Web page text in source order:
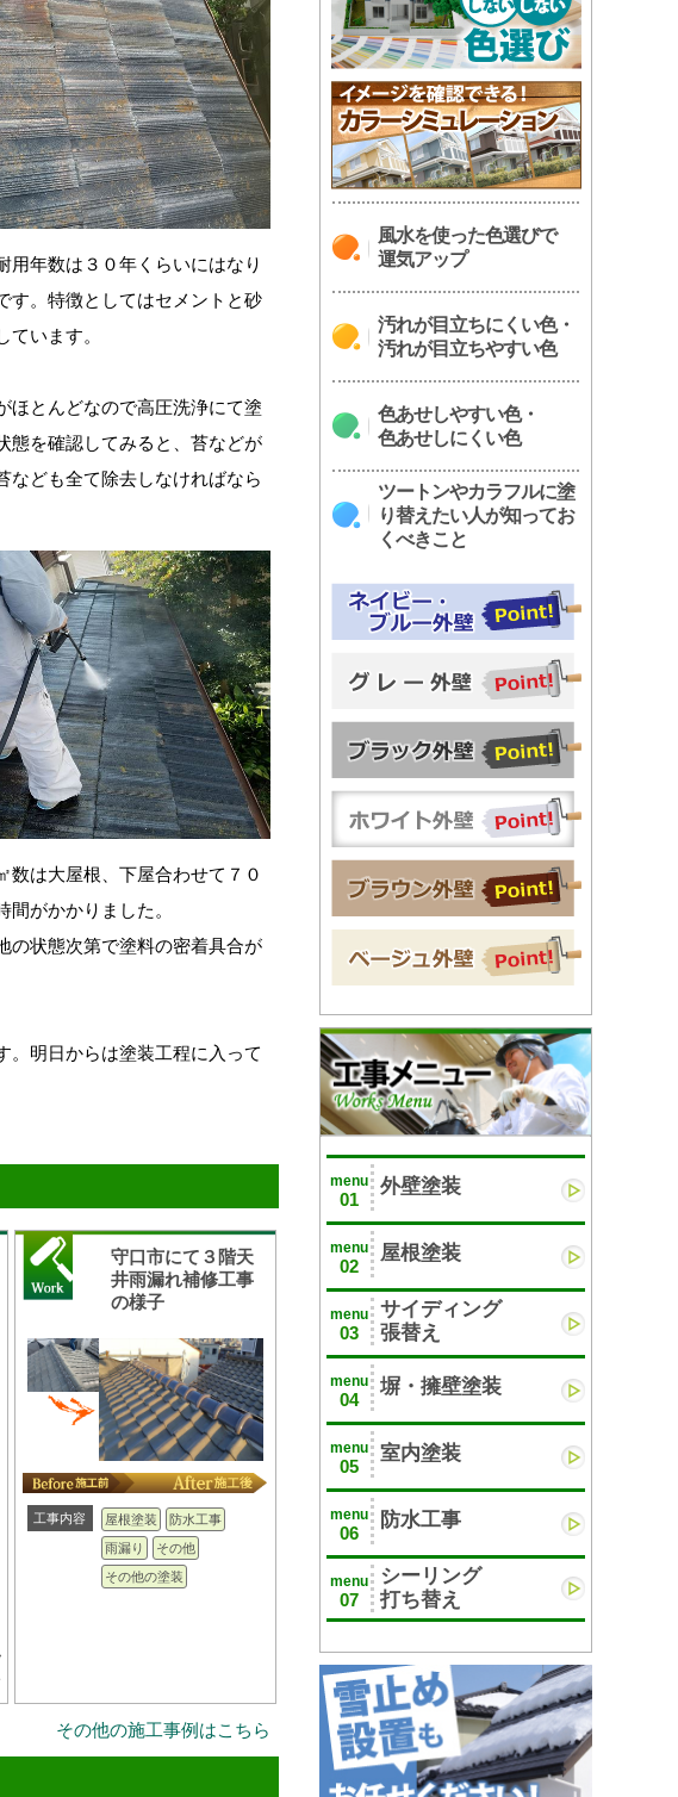
用年数は３０年くらいにはなり
す。特徴としてはセメントと砂
います。
ほとんどなので高圧洗浄にて塗
態を確認してみると、苔などが
なども全て除去しなければなら
数は大屋根、下屋合わせて７０
がかかりました。
の状態次第で塗料の密着具合が
。明日からは塗装工程に入って
守口市にて３階天
井雨漏れ補修工事
の様子
工事内容 屋根塗装
防水工事
雨漏り
その他
その他の塗装
その他の施工事例はこちら
風水を使った色選びで
運気アップ
汚れが目立ちにくい色・
汚れが目立ちやすい色
色あせしやすい色・
色あせしにくい色
ツートンやカラフルに塗
り替えたい人が知ってお
くべきこと
menu
01
外壁塗装
menu
02
屋根塗装
menu
03
サイディング
張替え
menu
04
塀・擁壁塗装
menu
05
室内塗装
menu
06
防水工事
menu
07
シーリング
打ち替え